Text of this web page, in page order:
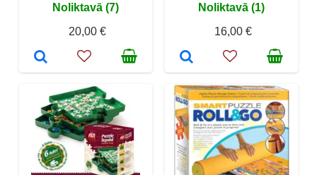
Noliktavā (7)
20,00 €
Noliktavā (1)
16,00 €